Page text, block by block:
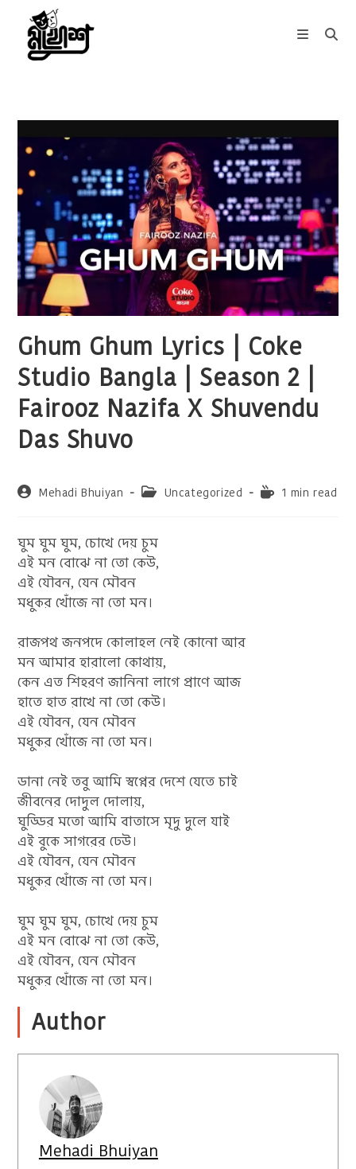
content
Ghum Ghum Lyrics | Coke
Studio Bangla | Season 2 |
Fairooz Nazifa X Shuvendu
Das Shuvo
PostMehadi Bhuiyan
PostUncategorized
Reading1 min read
ঘুম ঘুম ঘুম, চোখে দেয় চুম
এই মন বোঝে না তো কেউ,
এই যৌবন, যেন মৌবন
মধুকর খোঁজে না তো মন।
রাজপথ জনপদে কোলাহল নেই কোনো আর
মন আমার হারালো কোথায়,
কেন এত শিহরণ জানিনা লাগে প্রাণে আজ
হাতে হাত রাখে না তো কেউ।
এই যৌবন, যেন মৌবন
মধুকর খোঁজে না তো মন।
ডানা নেই তবু আমি স্বপ্নের দেশে যেতে চাই
জীবনের দোদুল দোলায়,
ঘুড্ডির মতো আমি বাতাসে মৃদু দুলে যাই
এই বুকে সাগরের ঢেউ।
এই যৌবন, যেন মৌবন
মধুকর খোঁজে না তো মন।
ঘুম ঘুম ঘুম, চোখে দেয় চুম
এই মন বোঝে না তো কেউ,
এই যৌবন, যেন মৌবন
মধুকর খোঁজে না তো মন।
Author
Mehadi Bhuiyan